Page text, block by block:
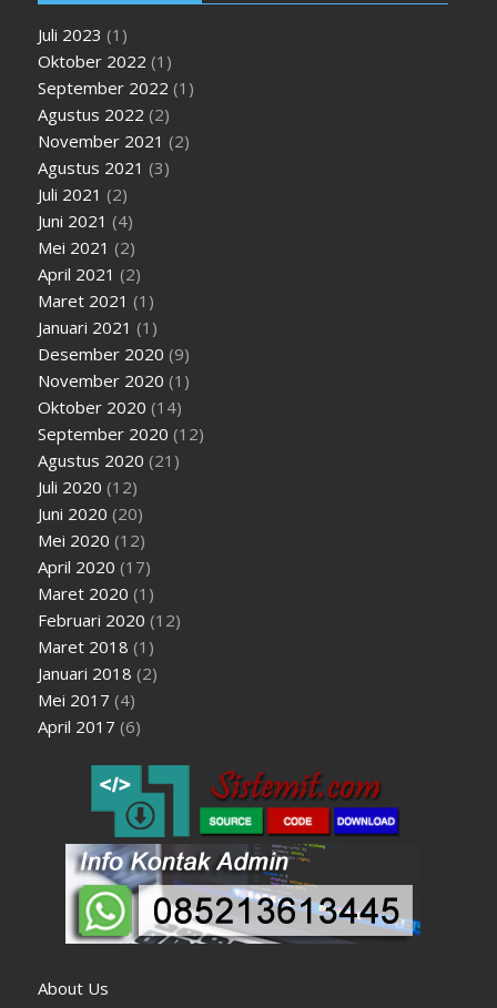
Juli 2023 (1)
Oktober 2022 (1)
September 2022 (1)
Agustus 2022 (2)
November 2021 (2)
Agustus 2021 (3)
Juli 2021 (2)
Juni 2021 (4)
Mei 2021 (2)
April 2021 (2)
Maret 2021 (1)
Januari 2021 (1)
Desember 2020 (9)
November 2020 (1)
Oktober 2020 (14)
September 2020 (12)
Agustus 2020 (21)
Juli 2020 (12)
Juni 2020 (20)
Mei 2020 (12)
April 2020 (17)
Maret 2020 (1)
Februari 2020 (12)
Maret 2018 (1)
Januari 2018 (2)
Mei 2017 (4)
April 2017 (6)
About Us